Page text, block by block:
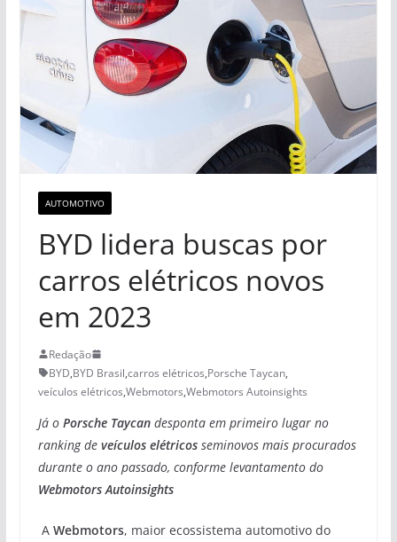
AUTOMOTIVO
BYD lidera buscas por
carros elétricos novos
em 2023
Redação
BYD,BYD Brasil,carros elétricos,Porsche Taycan,
veículos elétricos,Webmotors,Webmotors Autoinsights
Já o Porsche Taycan desponta em primeiro lugar no
ranking de veículos elétricos seminovos mais procurados
durante o ano passado, conforme levantamento do
Webmotors Autoinsights
A Webmotors, maior ecossistema automotivo do